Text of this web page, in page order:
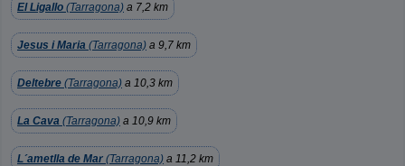
El Ligallo (Tarragona) a 7,2 km
Jesus i Maria (Tarragona) a 9,7 km
Deltebre (Tarragona) a 10,3 km
La Cava (Tarragona) a 10,9 km
L´ametlla de Mar (Tarragona) a 11,2 km